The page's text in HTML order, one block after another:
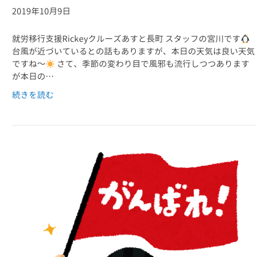
2019年10月9日
就労移行支援Rickeyクルーズあすと長町 スタッフの宮川です
台風が近づいているとの話もありますが、本日の天気は良い天気
ですね～
さて、季節の変わり目で風邪も流行しつつあります
が本日の…
続きを読む